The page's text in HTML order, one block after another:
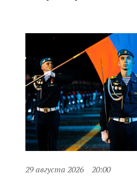
29 августа 2026 20:00